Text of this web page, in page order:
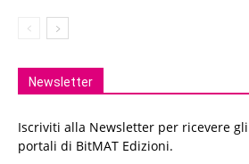
Newsletter
Iscriviti alla Newsletter per ricevere
portali di BitMAT Edizioni.